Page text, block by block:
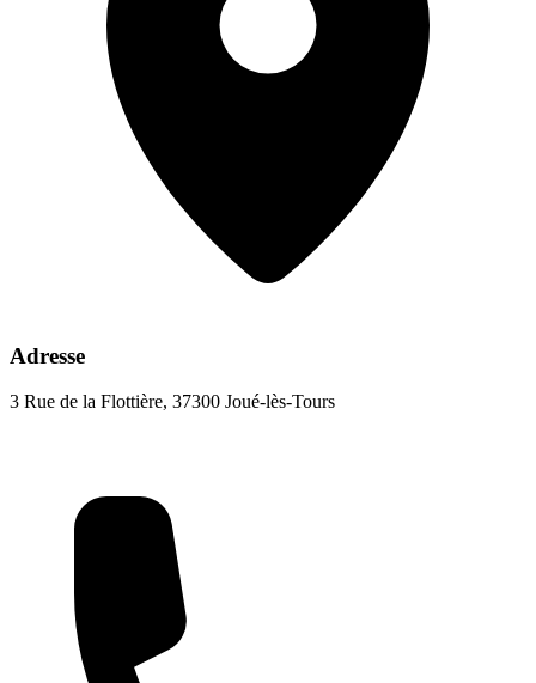
Adresse
3 Rue de la Flottière, 37300 Joué-lès-Tours